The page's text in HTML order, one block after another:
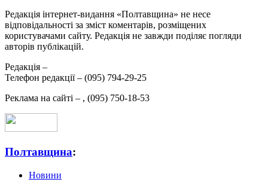
Редакція інтернет-видання «Полтавщина» не несе
відповідальності за зміст коментарів, розміщених
користувачами сайту. Редакція не завжди поділяє погляди
авторів публікацій.
Редакція –
Телефон редакції – (095) 794-29-25
Реклама на сайті – , (095) 750-18-53
Полтавщина:
Новини